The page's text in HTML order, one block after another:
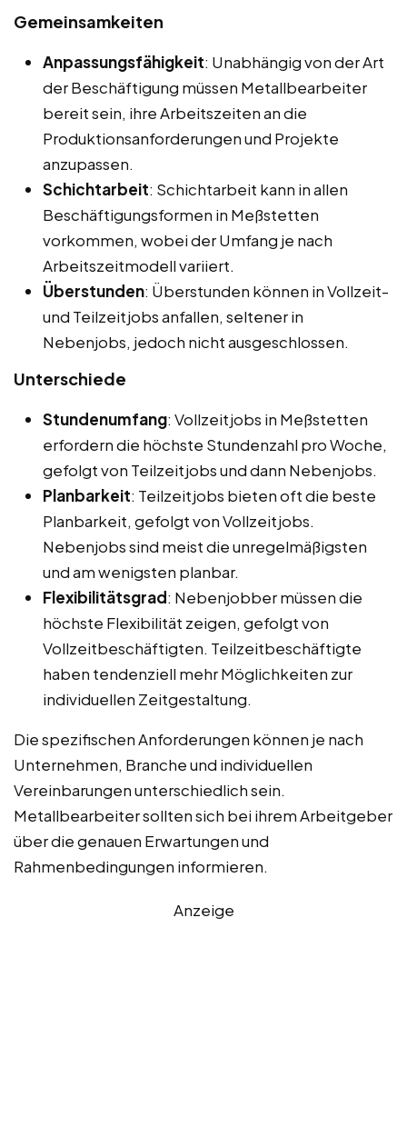
Gemeinsamkeiten
Anpassungsfähigkeit: Unabhängig von der Art
der Beschäftigung müssen Metallbearbeiter
bereit sein, ihre Arbeitszeiten an die
Produktionsanforderungen und Projekte
anzupassen.
Schichtarbeit: Schichtarbeit kann in allen
Beschäftigungsformen in Meßstetten
vorkommen, wobei der Umfang je nach
Arbeitszeitmodell variiert.
Überstunden: Überstunden können in Vollzeit-
und Teilzeitjobs anfallen, seltener in
Nebenjobs, jedoch nicht ausgeschlossen.
Unterschiede
Stundenumfang: Vollzeitjobs in Meßstetten
erfordern die höchste Stundenzahl pro Woche,
gefolgt von Teilzeitjobs und dann Nebenjobs.
Planbarkeit: Teilzeitjobs bieten oft die beste
Planbarkeit, gefolgt von Vollzeitjobs.
Nebenjobs sind meist die unregelmäßigsten
und am wenigsten planbar.
Flexibilitätsgrad: Nebenjobber müssen die
höchste Flexibilität zeigen, gefolgt von
Vollzeitbeschäftigten. Teilzeitbeschäftigte
haben tendenziell mehr Möglichkeiten zur
individuellen Zeitgestaltung.
Die spezifischen Anforderungen können je nach
Unternehmen, Branche und individuellen
Vereinbarungen unterschiedlich sein.
Metallbearbeiter sollten sich bei ihrem Arbeitgeber
über die genauen Erwartungen und
Rahmenbedingungen informieren.
Anzeige